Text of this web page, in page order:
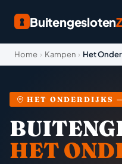
Buitengesloten
Home › Kampen › Het
HET ONDERDIJKS
HET